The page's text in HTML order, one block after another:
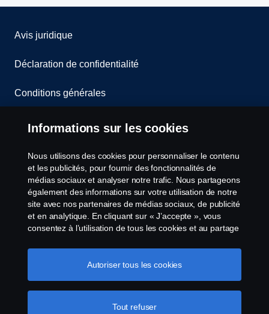
Avis juridique
Déclaration de confidentialité
Conditions générales
Contactez-nous
Le système de lancement d'alerte
Politique de cookies
Paramètres des cookies
© Copyright Scania 2026 All Rights Reserved.
Informations sur les cookies
Nous utilisons des cookies pour personnaliser le contenu
et les publicités, pour fournir des fonctionnalités de
médias sociaux et analyser notre trafic. Nous partageons
également des informations sur votre utilisation de notre
site avec nos partenaires de médias sociaux, de publicité
et en analytique. En cliquant sur « J’accepte », vous
consentez à l’utilisation de tous les cookies et au partage
cookies en cliquant sur « Paramètres des cookies » et en
sélectionnant les catégories que vous souhaitez
Tout refuser
Autoriser tous les cookies